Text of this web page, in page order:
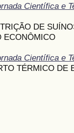
Científica e
DE
ECONÔMICO
Científica e
TÉRMICO DE